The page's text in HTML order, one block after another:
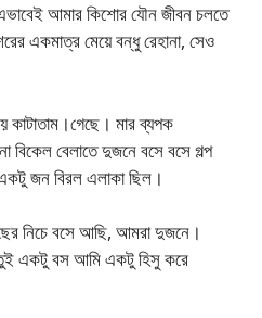
আমার কিশোর যৌন জীবন চলতে
একমাত্র মেয়ে বন্ধু রেহানা, সেও
মার ব্যপক
বেলাতে দুজনে বসে বসে গল্প
জন বিরল এলাকা ছিল।
নিচে বসে আছি, আমরা দুজনে।
একটু বস আমি একটু হিসু করে